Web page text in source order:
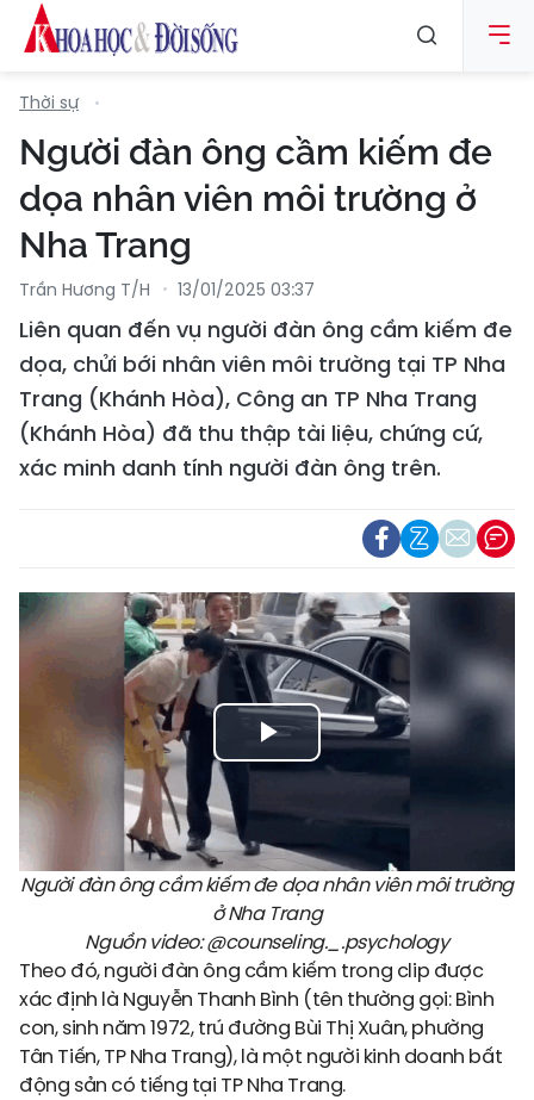
Thời sự
Người đàn ông cầm kiếm đe
dọa nhân viên môi trường ở
Nha Trang
Trần Hương T/h 13/01/2025 03:37
Liên quan đến vụ người đàn ông cầm kiếm đe
dọa, chửi bới nhân viên môi trường tại TP Nha
Trang (Khánh Hòa), Công an TP Nha Trang
(Khánh Hòa) đã thu thập tài liệu, chứng cứ,
xác minh danh tính người đàn ông trên.
Play
Video
Người đàn ông cầm kiếm đe dọa nhân viên môi trường
ở Nha Trang
Nguồn video: @counseling._.psychology
Theo đó, người đàn ông cầm kiếm trong clip được
xác định là Nguyễn Thanh Bình (tên thường gọi: Bình
con, sinh năm 1972, trú đường Bùi Thị Xuân, phường
Tân Tiến, TP Nha Trang), là một người kinh doanh bất
động sản có tiếng tại TP Nha Trang.